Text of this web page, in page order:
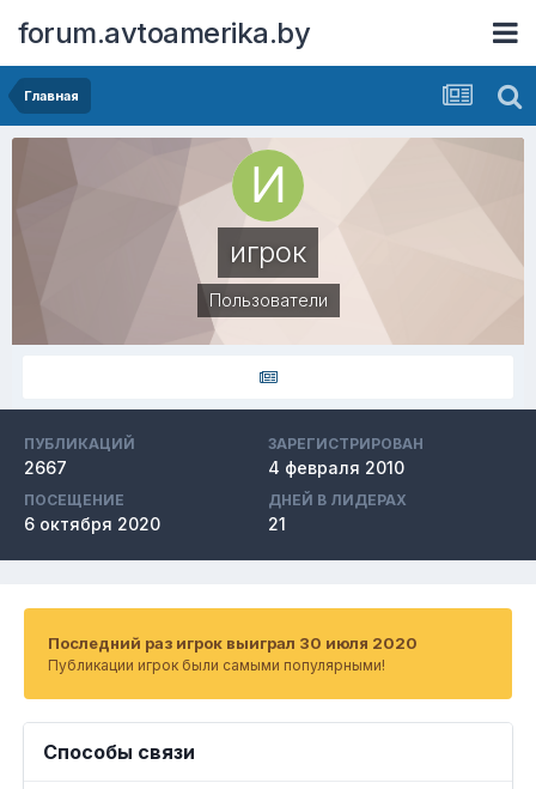
forum.avtoamerika.by
Главная
игрок
Пользователи
ПУБЛИКАЦИЙ
2667
ЗАРЕГИСТРИРОВАН
4 февраля 2010
ПОСЕЩЕНИЕ
6 октября 2020
ДНЕЙ В ЛИДЕРАХ
21
Последний раз игрок выиграл 30 июля 2020
Публикации игрок были самыми популярными!
Способы связи